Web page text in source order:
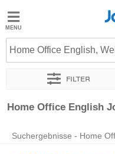
Jobted
Jobs
Home Office English,
Filter
Sortieren nach Genauer
Home Office English
Suchergebnisse - Home